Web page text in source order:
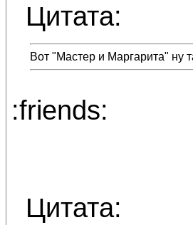
Цитата:
Вот "Мастер и Маргарита" ну
:friends:
Цитата: